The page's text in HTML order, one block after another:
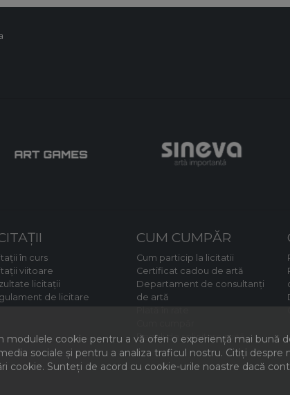
în curs
viitoare
licitații
de licitare
CUM CUMPĂR
Cum particip la licitatii
Certificat cadou de artă
Departament de consultanți
de artă
Reguli de solicitare suită
modulele cookie pentru a vă oferi o experiență mai bună
sociale și pentru a analiza traficul nostru. Citiți
cookie. Sunteți de acord cu cookie-urile noastre dacă